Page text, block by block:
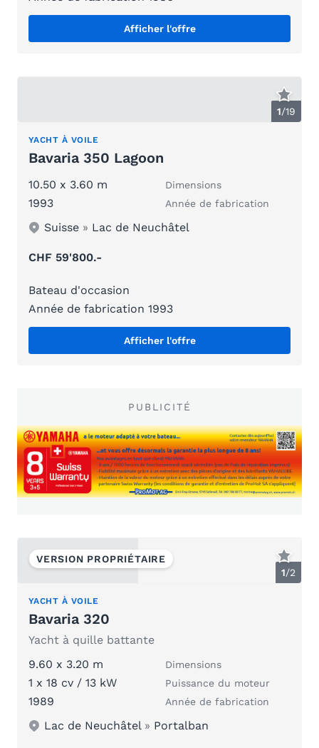
Afficher l'offre
1/19
YACHT À VOILE
Bavaria 350 Lagoon
10.50 x 3.60 m Dimensions
1993 Année de fabrication
Suisse » Lac de Neuchâtel
CHF 59'800.-
Bateau d'occasion
Année de fabrication 1993
Afficher l'offre
PUBLICITÉ
1/2
VERSION PROPRIÉTAIRE
YACHT À VOILE
Bavaria 320
Yacht à quille battante
9.60 x 3.20 m
Dimensions
1 x 18 cv / 13 kW Puissance du moteur
1989 Année de fabrication
Lac de Neuchâtel» Portalban